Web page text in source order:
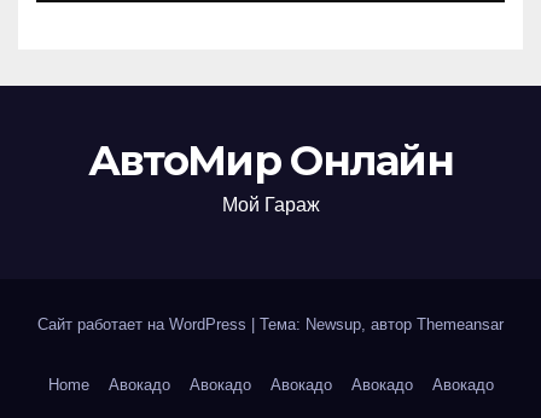
АвтоМир Онлайн
Мой Гараж
Сайт работает на WordPress Тема: Newsup, автор Themeansar
Home Авокадо Авокадо Авокадо Авокадо Авокадо